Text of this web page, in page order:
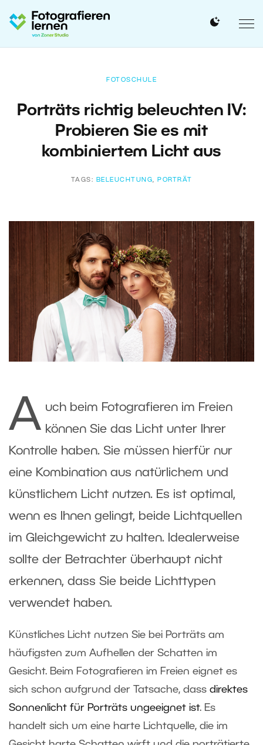
FOTOSCHULE
Porträts richtig beleuchten IV:
Probieren Sie es mit
kombiniertem Licht aus
TAGS: BELEUCHTUNG, PORTRÄT
A uch beim Fotografieren im Freien
können Sie das Licht unter Ihrer
Kontrolle haben. Sie müssen hierfür nur
eine Kombination aus natürlichem und
künstlichem Licht nutzen. Es ist optimal,
wenn es Ihnen gelingt, beide Lichtquellen
im Gleichgewicht zu halten. Idealerweise
sollte der Betrachter überhaupt nicht
erkennen, dass Sie beide Lichttypen
verwendet haben.
Künstliches Licht nutzen Sie bei Porträts am
häufigsten zum Aufhellen der Schatten im
Gesicht. Beim Fotografieren im Freien eignet es
sich schon aufgrund der Tatsache, dass direktes
Sonnenlicht für Porträts ungeeignet ist. Es
handelt sich um eine harte Lichtquelle, die im